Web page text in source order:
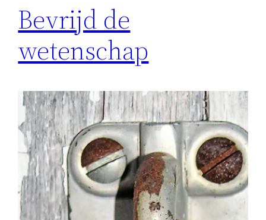
Bevrijd de
wetenschap